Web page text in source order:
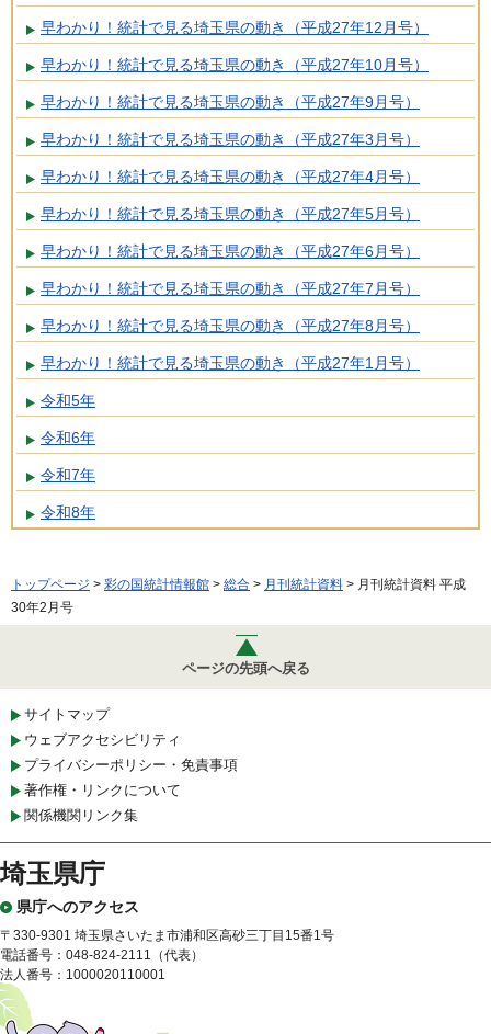
早わかり！統計で見る埼玉県の動き（平成27年12月号）
早わかり！統計で見る埼玉県の動き（平成27年10月号）
早わかり！統計で見る埼玉県の動き（平成27年9月号）
早わかり！統計で見る埼玉県の動き（平成27年3月号）
早わかり！統計で見る埼玉県の動き（平成27年4月号）
早わかり！統計で見る埼玉県の動き（平成27年5月号）
早わかり！統計で見る埼玉県の動き（平成27年6月号）
早わかり！統計で見る埼玉県の動き（平成27年7月号）
早わかり！統計で見る埼玉県の動き（平成27年8月号）
早わかり！統計で見る埼玉県の動き（平成27年1月号）
令和5年
令和6年
令和7年
令和8年
トップページ > 彩の国統計情報館 > 総合 > 月刊統計資料 > 月刊統計資料 平成
30年2月号
ページの先頭へ戻る
サイトマップ
ウェブアクセシビリティ
プライバシーポリシー・免責事項
著作権・リンクについて
関係機関リンク集
埼玉県庁
県庁へのアクセス
〒330-9301 埼玉県さいたま市浦和区高砂三丁目15番1号
電話番号：048-824-2111（代表）
法人番号：1000020110001